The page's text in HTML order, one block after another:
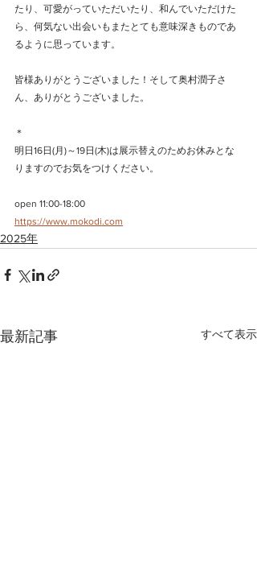
たり、可愛がっていただいたり、和んでいただけた
ら、何気ない出会いもまたとても意味深きものであ
るように思っています。
皆様ありがとうございました！そして奥村潤子さ
ん、ありがとうございました。
＊
明日16日(月)～19日(木)は展示替えのためお休みとな
りますのでお気をつけください。
open 11:00-18:00
https://www.mokodi.com
2025年
最新記事 すべて表示